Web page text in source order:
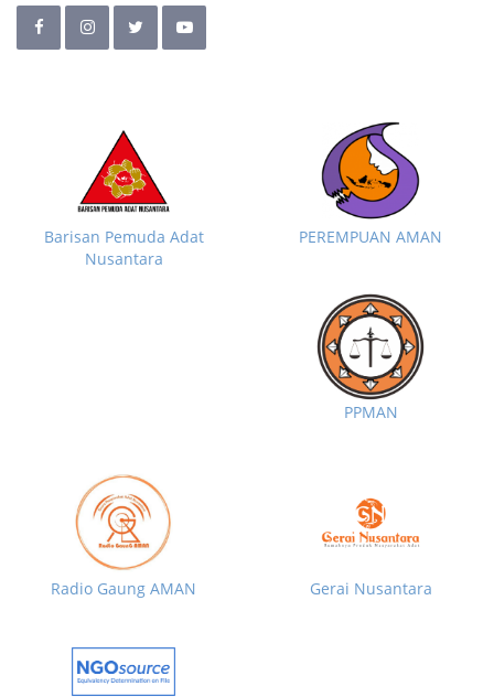
Barisan Pemuda Adat
Nusantara
PEREMPUAN AMAN
PPMAN
Radio Gaung AMAN Gerai Nusantara